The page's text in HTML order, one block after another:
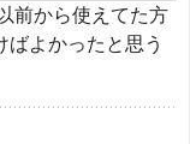
前から使えてた方
よかったと思う